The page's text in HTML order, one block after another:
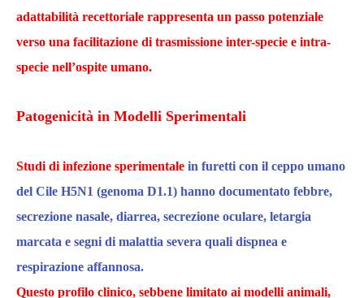
adattabilità recettoriale rappresenta un passo potenziale
verso una facilitazione di trasmissione inter-specie e intra-
specie nell’ospite umano.​
Patogenicità in Modelli Sperimentali
Studi di infezione sperimentale in furetti con il ceppo umano
del Cile H5N1 (genoma D1.1) hanno documentato febbre,
secrezione nasale, diarrea, secrezione oculare, letargia
marcata e segni di malattia severa quali dispnea e
respirazione affannosa.
Questo profilo clinico, sebbene limitato ai modelli animali,